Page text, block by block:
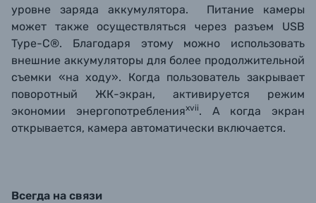
уровне заряда аккумулятора. Питание камеры
может также осуществляться через разъем USB
Type-C®. Благодаря этому можно использовать
внешние аккумуляторы для более продолжительной
съемки «на ходу». Когда пользователь закрывает
поворотный ЖК-экран, активируется режим
экономии энергопотребленияxvii. А когда экран
открывается, камера автоматически включается.
Всегда на связи